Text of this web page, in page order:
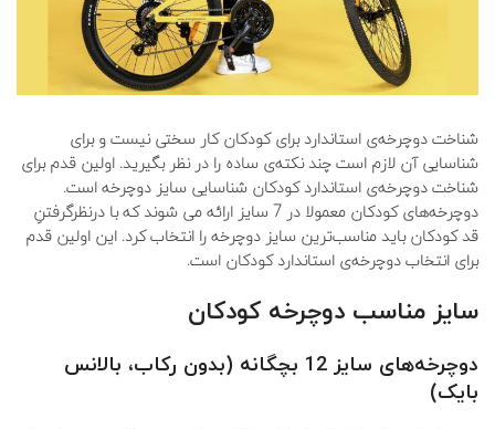
شناخت دوچرخه‌ی استاندارد برای کودکان کار سختی نیست و برای
شناسایی آن لازم است چند نکته‌ی ساده را در نظر بگیرید. اولین قدم برای
شناخت دوچرخه‌‌‌ی استاندارد کودکان شناسایی سایز دوچرخه است.
دوچرخه‌های کودکان معمولا در 7 سایز ارائه می شوند که با درنظرگرفتنِ
قد کودکان باید مناسب‌ترین سایز دوچرخه را انتخاب کرد. این اولین قدم
برای انتخاب دوچرخه‌ی استاندارد کودکان است.
سایز مناسب دوچرخه کودکان
دوچرخه
های سایز 12 بچگانه (بدون رکاب، بالانس
بایک)